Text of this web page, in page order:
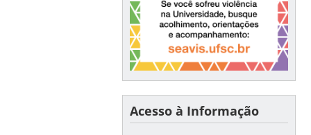
Acesso à Informação